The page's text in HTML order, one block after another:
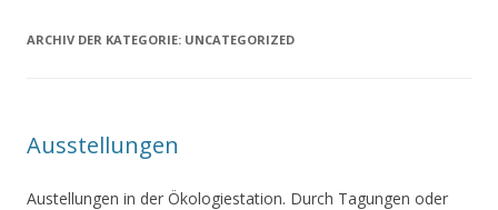
ARCHIV DER KATEGORIE: UNCATEGORIZED
Ausstellungen
Austellungen in der Ökologiestation. Durch Tagungen oder